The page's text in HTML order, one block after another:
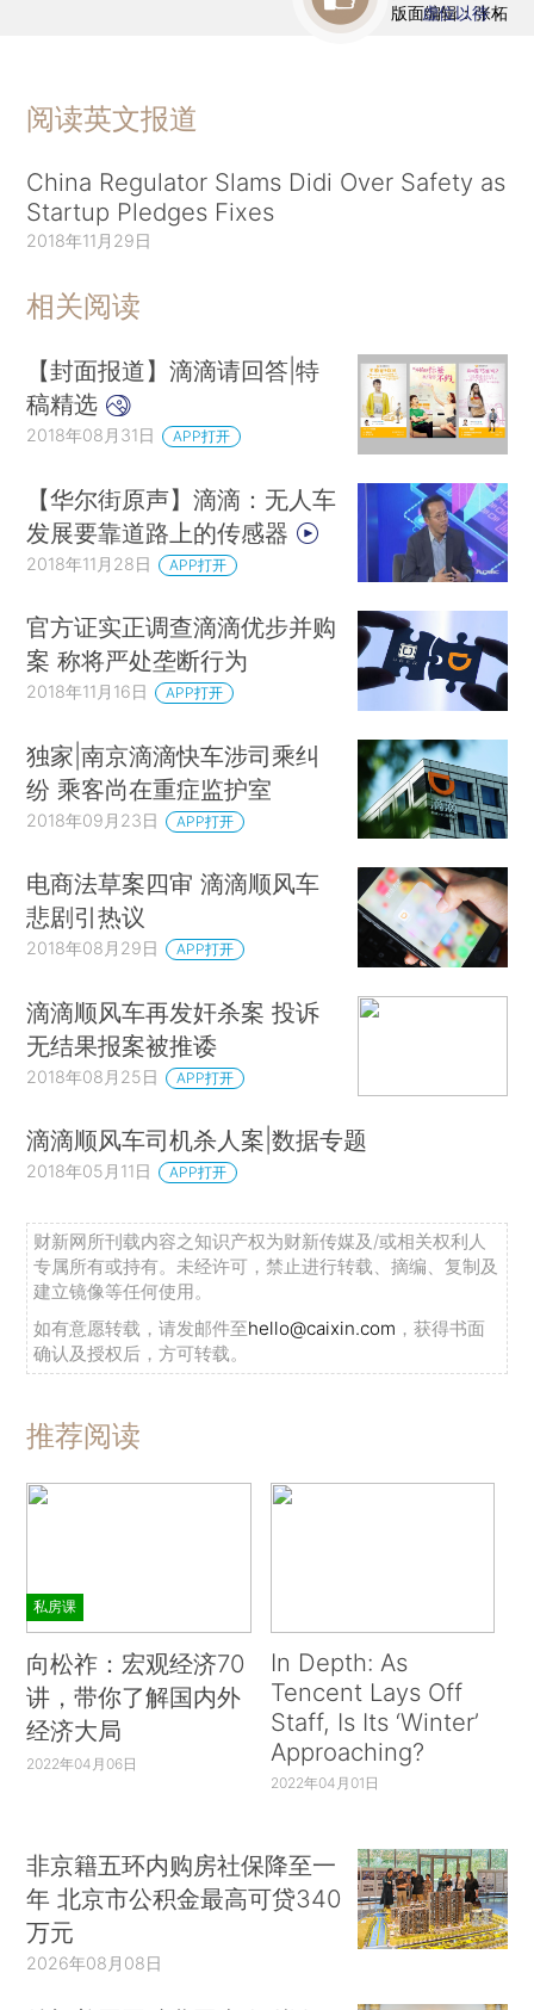
版面编辑：张柘
虚位以待
阅读英文报道
China Regulator Slams Didi Over Safety as
Startup Pledges Fixes
2018年11月29日
相关阅读
【封面报道】滴滴请回答|特
稿精选
2018年08月31日 APP打开
【华尔街原声】滴滴：无人车
发展要靠道路上的传感器
2018年11月28日 APP打开
官方证实正调查滴滴优步并购
案 称将严处垄断行为
2018年11月16日 APP打开
独家|南京滴滴快车涉司乘纠
纷 乘客尚在重症监护室
2018年09月23日 APP打开
电商法草案四审 滴滴顺风车
悲剧引热议
2018年08月29日 APP打开
滴滴顺风车再发奸杀案 投诉
无结果报案被推诿
2018年08月25日 APP打开
滴滴顺风车司机杀人案|数据专题
2018年05月11日 APP打开
财新网所刊载内容之知识产权为财新传媒及/或相关权利人
专属所有或持有。未经许可，禁止进行转载、摘编、复制及
建立镜像等任何使用。
如有意愿转载，请发邮件至hello@caixin.com ，获得书面
确认及授权后，方可转载。
推荐阅读
私房课
向松祚：宏观经济70
讲，带你了解国内外
经济大局
2022年04月06日
In Depth: As
Tencent Lays Off
Staff, Is Its ‘Winter’
Approaching?
2022年04月01日
非京籍五环内购房社保降至一
年 北京市公积金最高可贷340
万元
2026年08月08日